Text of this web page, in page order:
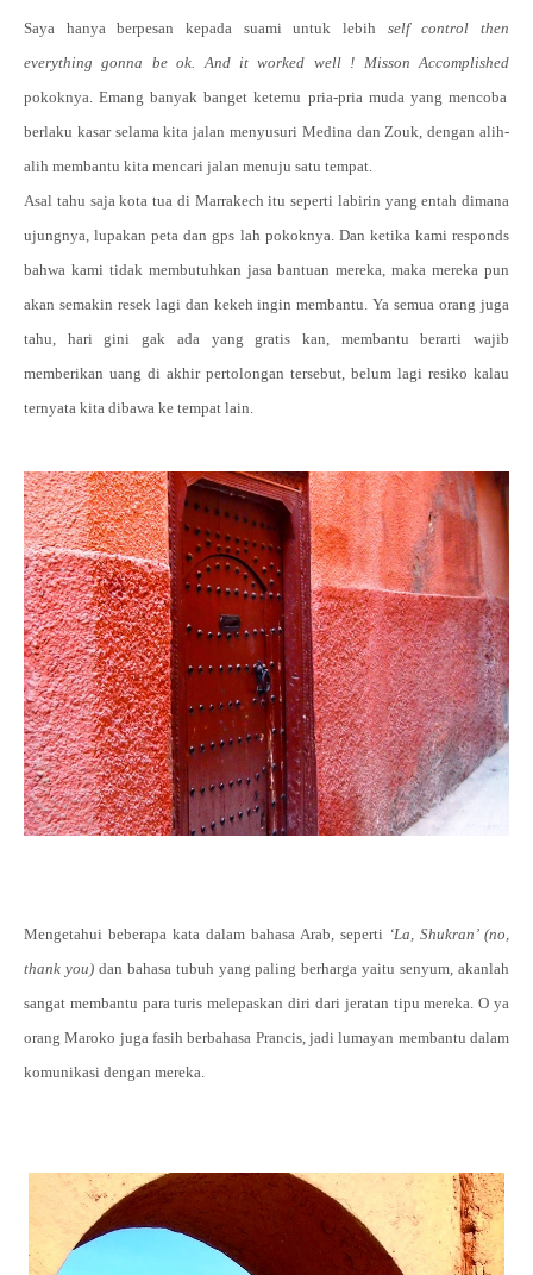
Saya hanya berpesan kepada suami untuk lebih self control then
everything gonna be ok. And it worked well ! Misson Accomplished
pokoknya. Emang banyak banget ketemu pria-pria muda yang mencoba
berlaku kasar selama kita jalan menyusuri Medina dan Zouk, dengan alih-
alih membantu kita mencari jalan menuju satu tempat.
Asal tahu saja kota tua di Marrakech itu seperti labirin yang entah dimana
ujungnya, lupakan peta dan gps lah pokoknya. Dan ketika kami responds
bahwa kami tidak membutuhkan jasa bantuan mereka, maka mereka pun
akan semakin resek lagi dan kekeh ingin membantu. Ya semua orang juga
tahu, hari gini gak ada yang gratis kan, membantu berarti wajib
memberikan uang di akhir pertolongan tersebut, belum lagi resiko kalau
ternyata kita dibawa ke tempat lain.
Mengetahui beberapa kata dalam bahasa Arab, seperti ‘La, Shukran’ (no,
thank you)dan bahasa tubuh yang paling berharga yaitu senyum, akanlah
sangat membantu para turis melepaskan diri dari jeratan tipu mereka. O ya
orang Maroko juga fasih berbahasa Prancis, jadi lumayan membantu dalam
komunikasi dengan mereka.